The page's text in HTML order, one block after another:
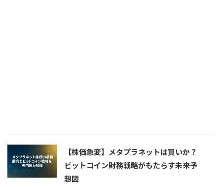
【株価急変】メタプラネットは買いか？
ビットコイン財務戦略がもたらす未来予
想図